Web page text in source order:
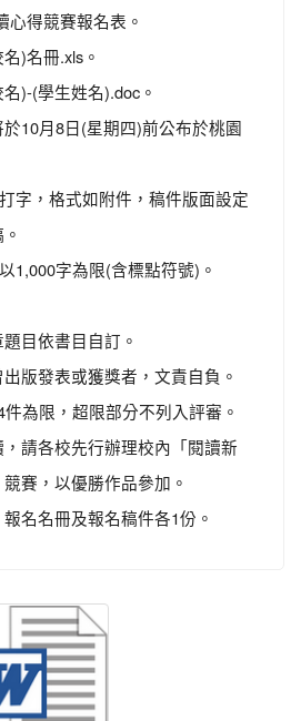
心得競賽報名表。
)名冊.xls。
)-(學生姓名).doc。
10月8日(星期四)前公布於桃園
字，格式如附件，稿件版面設定
1,000字為限(含標點符號)。
目依書目自訂。
版發表或獲獎者，文責自負。
為限，超限部分不列入評審。
請各校先行辦理校內「閱讀新
賽，以優勝作品參加。
名名冊及報名稿件各1份。